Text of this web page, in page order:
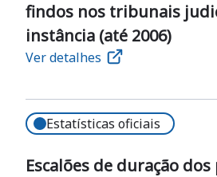
findos nos tribunais
instância (até 2006)
Ver detalhes
Estatísticas oficiais
Escalões de duração